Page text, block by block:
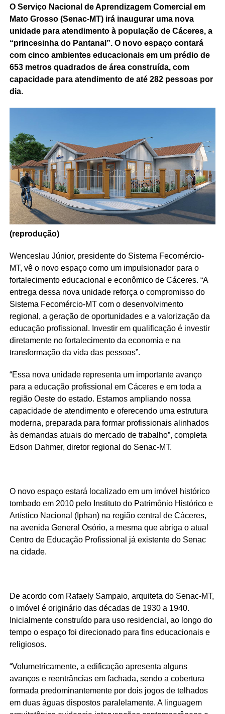
O Serviço Nacional de Aprendizagem Comercial em
Mato Grosso (Senac-MT) irá inaugurar uma nova
unidade para atendimento à população de Cáceres, a
“princesinha do Pantanal”. O novo espaço contará
com cinco ambientes educacionais em um prédio de
653 metros quadrados de área construída, com
capacidade para atendimento de até 282 pessoas por
dia.
(reprodução)
Wenceslau Júnior, presidente do Sistema Fecomércio-
MT, vê o novo espaço como um impulsionador para o
fortalecimento educacional e econômico de Cáceres. “A
entrega dessa nova unidade reforça o compromisso do
Sistema Fecomércio-MT com o desenvolvimento
regional, a geração de oportunidades e a valorização da
educação profissional. Investir em qualificação é investir
diretamente no fortalecimento da economia e na
transformação da vida das pessoas”.
“Essa nova unidade representa um importante avanço
para a educação profissional em Cáceres e em toda a
região Oeste do estado. Estamos ampliando nossa
capacidade de atendimento e oferecendo uma estrutura
moderna, preparada para formar profissionais alinhados
às demandas atuais do mercado de trabalho”, completa
Edson Dahmer, diretor regional do Senac-MT.
O novo espaço estará localizado em um imóvel histórico
tombado em 2010 pelo Instituto do Patrimônio Histórico e
Artístico Nacional (Iphan) na região central de Cáceres,
na avenida General Osório, a mesma que abriga o atual
Centro de Educação Profissional já existente do Senac
na cidade.
De acordo com Rafaely Sampaio, arquiteta do Senac-MT,
o imóvel é originário das décadas de 1930 a 1940.
Inicialmente construído para uso residencial, ao longo do
tempo o espaço foi direcionado para fins educacionais e
religiosos.
“Volumetricamente, a edificação apresenta alguns
avanços e reentrâncias em fachada, sendo a cobertura
formada predominantemente por dois jogos de telhados
em duas águas dispostos paralelamente. A linguagem